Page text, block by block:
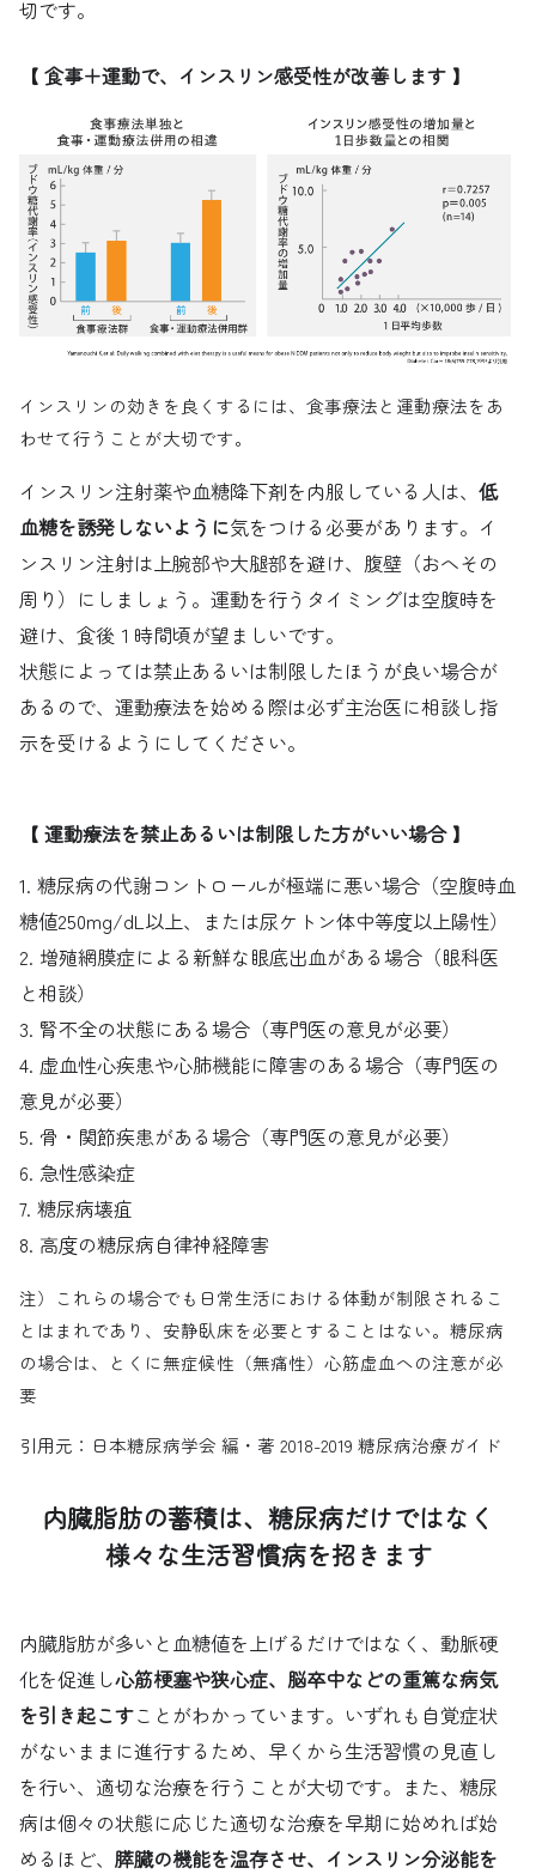
切です。
【 食事＋運動で、インスリン感受性が改善します 】
インスリンの効きを良くするには、食事療法と運動療法をあ
わせて行うことが大切です。
インスリン注射薬や血糖降下剤を内服している人は、低
血糖を誘発しないように気をつける必要があります。イ
ンスリン注射は上腕部や大腿部を避け、腹壁（おへその
周り）にしましょう。運動を行うタイミングは空腹時を
避け、食後１時間頃が望ましいです。
状態によっては禁止あるいは制限したほうが良い場合が
あるので、運動療法を始める際は必ず主治医に相談し指
示を受けるようにしてください。
【 運動療法を禁止あるいは制限した方がいい場合 】
1. 糖尿病の代謝コントロールが極端に悪い場合（空腹時血
糖値250mg/dL以上、または尿ケトン体中等度以上陽性）
2. 増殖網膜症による新鮮な眼底出血がある場合（眼科医
と相談）
3. 腎不全の状態にある場合（専門医の意見が必要）
4. 虚血性心疾患や心肺機能に障害のある場合（専門医の
意見が必要）
5. 骨・関節疾患がある場合（専門医の意見が必要）
6. 急性感染症
7. 糖尿病壊疽
8. 高度の糖尿病自律神経障害
注）これらの場合でも日常生活における体動が制限されるこ
とはまれであり、安静臥床を必要とすることはない。糖尿病
の場合は、とくに無症候性（無痛性）心筋虚血への注意が必
要
引用元：日本糖尿病学会 編・著 2018-2019 糖尿病治療ガイド
内臓脂肪の蓄積は、糖尿病だけではなく
様々な生活習慣病を招きます
内臓脂肪が多いと血糖値を上げるだけではなく、動脈硬
化を促進し心筋梗塞や狭心症、脳卒中などの重篤な病気
を引き起こすことがわかっています。いずれも自覚症状
がないままに進行するため、早くから生活習慣の見直し
を行い、適切な治療を行うことが大切です。また、糖尿
病は個々の状態に応じた適切な治療を早期に始めれば始
めるほど、膵臓の機能を温存させ、インスリン分泌能を